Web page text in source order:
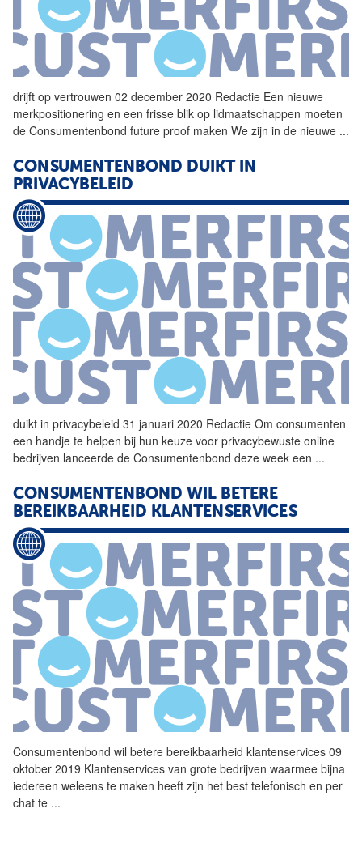
drijft op vertrouwen 02 december 2020 Redactie Een nieuwe
merkpositionering en een frisse blik op lidmaatschappen moeten
de Consumentenbond future proof maken We zijn in de nieuwe ...
CONSUMENTENBOND DUIKT IN
PRIVACYBELEID
duikt in privacybeleid 31 januari 2020 Redactie Om consumenten
een handje te helpen bij hun keuze voor privacybewuste online
bedrijven lanceerde de Consumentenbond deze week een ...
CONSUMENTENBOND WIL BETERE
BEREIKBAARHEID KLANTENSERVICES
Consumentenbond wil betere bereikbaarheid klantenservices 09
oktober 2019 Klantenservices van grote bedrijven waarmee bijna
iedereen weleens te maken heeft zijn het best telefonisch en per
chat te ...